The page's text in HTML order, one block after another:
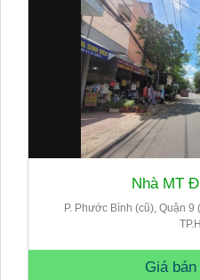
Nhà MT
P. Phước Bình (cũ), Quận 9
Giá bán